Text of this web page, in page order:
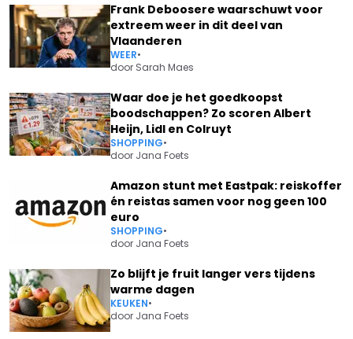
Frank Deboosere waarschuwt voor
extreem weer in dit deel van
Vlaanderen
WEER•
door Sarah Maes
Waar doe je het goedkoopst
boodschappen? Zo scoren Albert
Heijn, Lidl en Colruyt
SHOPPING•
door Jana Foets
Amazon stunt met Eastpak: reiskoffer
én reistas samen voor nog geen 100
euro
SHOPPING•
door Jana Foets
Zo blijft je fruit langer vers tijdens
warme dagen
KEUKEN•
door Jana Foets